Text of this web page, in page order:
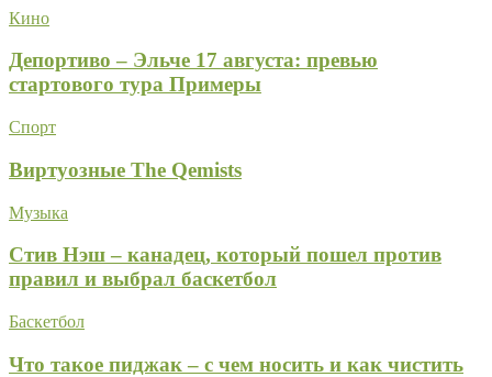
Кино
Депортиво – Эльче 17 августа: превью
стартового тура Примеры
Спорт
Виртуозные The Qemists
Музыка
Стив Нэш – канадец, который пошел против
правил и выбрал баскетбол
Баскетбол
Что такое пиджак – с чем носить и как чистить